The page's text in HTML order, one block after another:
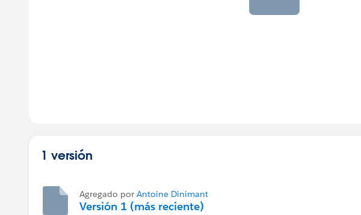
1 versión
Agregado por Antoine Dinimant
Versión 1 (más reciente)